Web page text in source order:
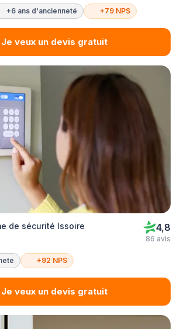
+6 ans d'ancienneté +79 NPS
Je veux un devis gratuit
de sécurité Issoire 4,8
86 avis
+92 NPS
Je veux un devis gratuit